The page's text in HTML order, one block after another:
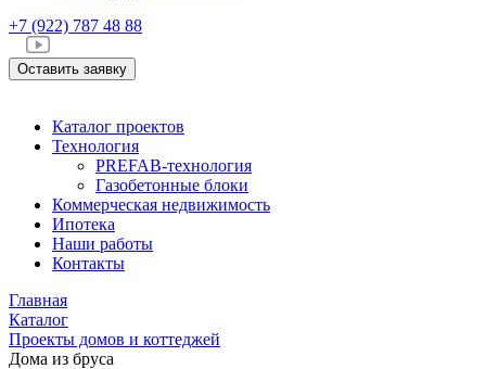
+7 (922) 787 48 88
Оставить заявку
Каталог проектов
Технология
PREFAB-технология
Газобетонные блоки
Коммерческая недвижимость
Ипотека
Наши работы
Контакты
Главная
Каталог
Проекты домов и коттеджей
Дома из бруса